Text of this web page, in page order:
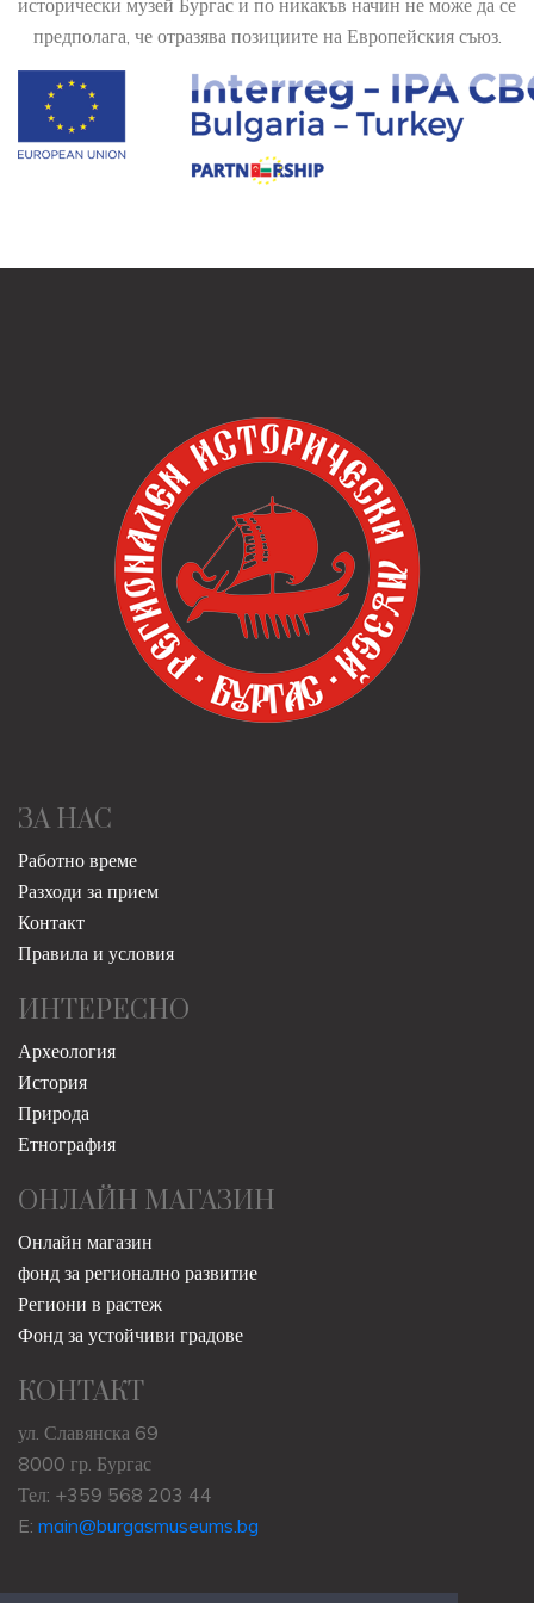
предполага, че отразява позициите на Европейския съюз.
ЗА НАС
Работно време
Разходи за прием
Контакт
Правила и условия
ИНТЕРЕСНО
Археология
История
Природа
Етнография
ОНЛАЙН МАГАЗИН
Онлайн магазин
фонд за регионално развитие
Региони в растеж
Фонд за устойчиви градове
КОНТАКТ
ул. Славянска 69
8000 гр. Бургас
Тел: +359 568 203 44
E: main@burgasmuseums.bg